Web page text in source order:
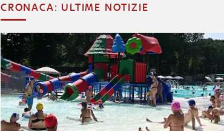
CRONACA: ULTIME NOTIZIE